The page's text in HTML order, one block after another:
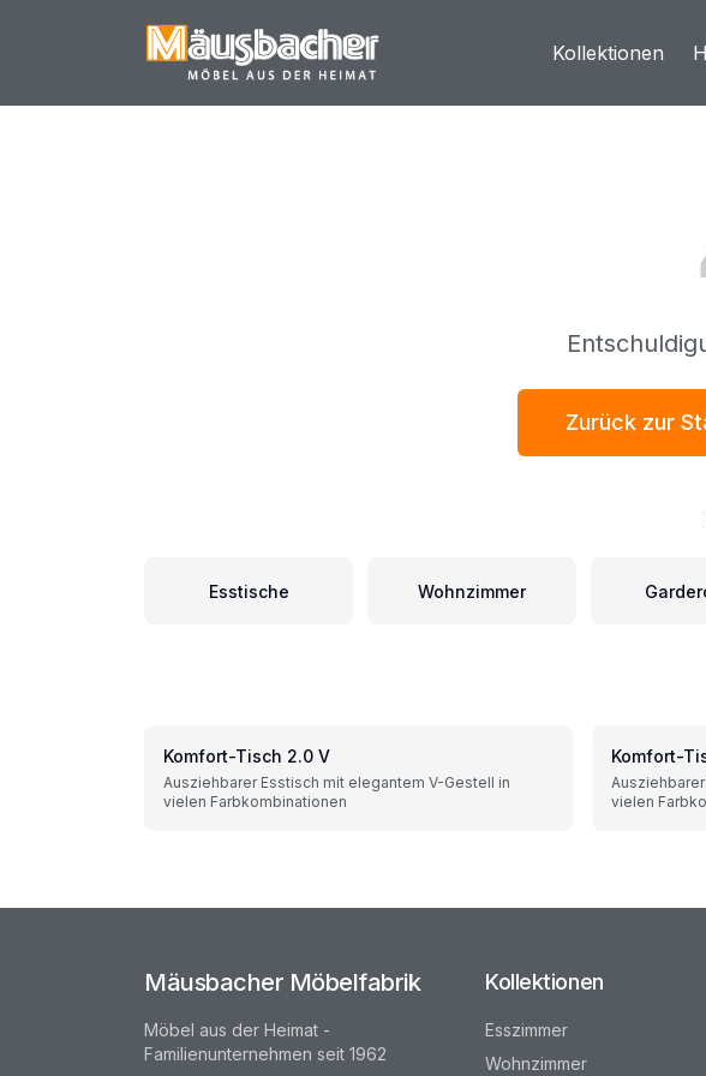
Kollektionen
Zurück zur
Esstische Wohnzimmer
Komfort-Tisch 2.0 V
Ausziehbarer Esstisch mit elegantem V-Gestell in
vielen Farbkombinationen
Komfort-
vielen
Mäusbacher Möbelfabrik
Möbel aus der Heimat -
Familienunternehmen seit 1962
Kollektionen
Esszimmer
Wohnzimmer